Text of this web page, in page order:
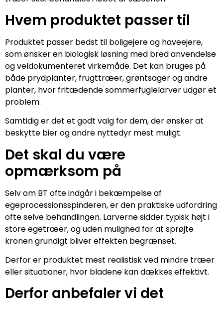
Hvem produktet passer til
Produktet passer bedst til boligejere og haveejere,
som ønsker en biologisk løsning med bred anvendelse
og veldokumenteret virkemåde. Det kan bruges på
både prydplanter, frugttræer, grøntsager og andre
planter, hvor fritædende sommerfuglelarver udgør et
problem.
Samtidig er det et godt valg for dem, der ønsker at
beskytte bier og andre nyttedyr mest muligt.
Det skal du være
opmærksom på
Selv om BT ofte indgår i bekæmpelse af
egeprocessionsspinderen, er den praktiske udfordring
ofte selve behandlingen. Larverne sidder typisk højt i
store egetræer, og uden mulighed for at sprøjte
kronen grundigt bliver effekten begrænset.
Derfor er produktet mest realistisk ved mindre træer
eller situationer, hvor bladene kan dækkes effektivt.
Derfor anbefaler vi det